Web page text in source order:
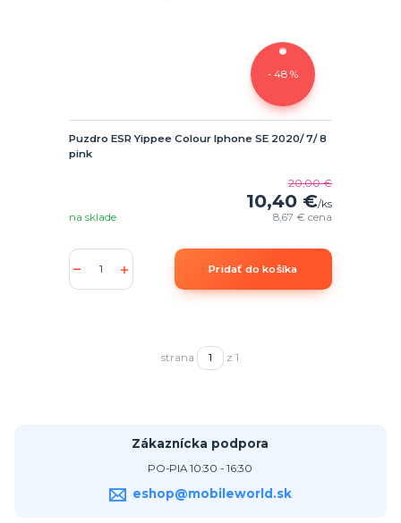
- 48 %
Puzdro ESR Yippee Colour Iphone SE 2020/ 7/ 8
pink
20,00 €
10,40 €/ks
8,67 €cena
na sklade
Pridať do košíka
strana z 1
Zákaznícka podpora
PO-PIA 10:30 - 16:30
eshop@mobileworld.sk